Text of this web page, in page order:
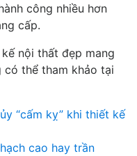
công nhiều hơn
cấp.
nội thất đẹp mang
có thể tham khảo tại
“cấm kỵ” khi thiết kế
cao hay trần